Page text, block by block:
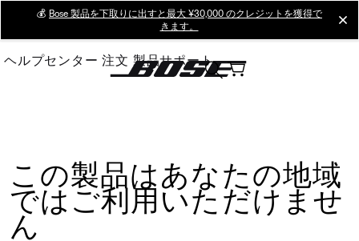
Main
💰 Bose 製品を下取りに出すと最大 ¥30,000 のクレジットを獲得で
きます。
ヘルプセンター 注文 製品サポート
この製品はあなたの地域
ではご利用いただけませ
ん